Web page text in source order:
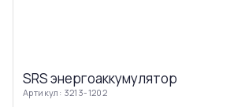
SRS энергоаккумулятор
Артикул: 3213-1202